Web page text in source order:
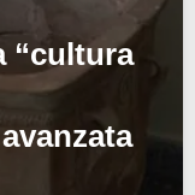
“cultura